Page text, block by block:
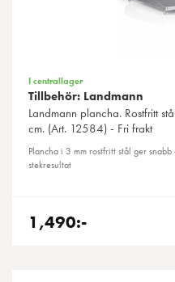
I centrallager
Tillbehör: Landmann
Landmann plancha. Rostfritt
cm. (Art. 12584) - Fri frakt
Plancha i 3 mm rostfritt stål ger
stekresultat
1,490:-